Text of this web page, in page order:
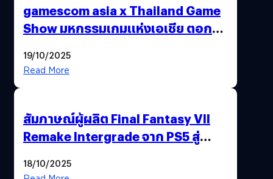
gamescom asia x Thailand Game
Show มหกรรมเกมแห่งเอเชีย ตอกย้ำ
พาณิชย์ร่วมชูความสำเร็จ
19/10/2025
Read More
สัมภาษณ์ผู้ผลิต Final Fantasy VII
Remake Intergrade จาก PS5 สู่
18/10/2025